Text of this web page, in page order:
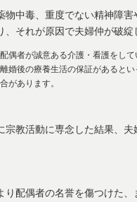
物中毒、重度でない精神障害
、それが原因で夫婦仲が破綻
偶者が誠意ある介護・看護をして
婚後の療養生活の保証があると
があります。
宗教活動に専念した結果、夫
り配偶者の名誉を傷つけた、